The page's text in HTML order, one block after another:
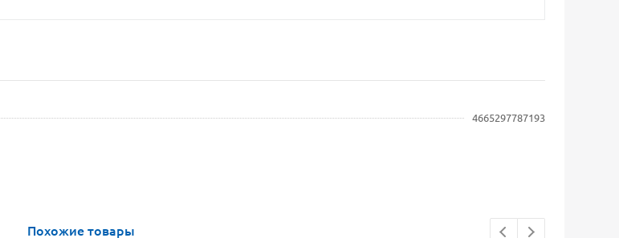
4665297787193
Похожие товары